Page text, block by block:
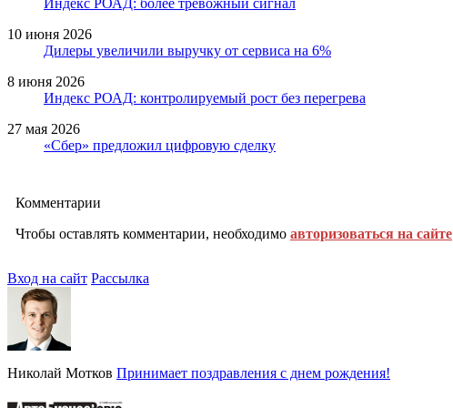
10 июня 2026
Дилеры увеличили выручку от сервиса на 6%
8 июня 2026
Индекс РОАД: контролируемый рост без перегрева
27 мая 2026
«Сбер» предложил цифровую сделку
Комментарии
Чтобы оставлять комментарии, необходимо авторизоваться на сайте
Вход на сайт Рассылка
Николай Мотков Принимает поздравления с днем рождения!